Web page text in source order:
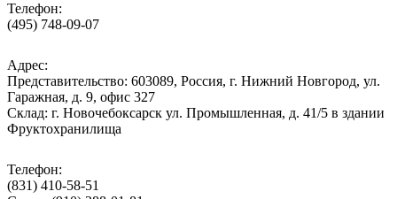
Телефон:
(495) 748-09-07
Адрес:
Представительство: 603089, Россия, г. Нижний Новгород, ул.
Гаражная, д. 9, офис 327
Склад: г. Новочебоксарск ул. Промышленная, д. 41/5 в здании
Фруктохранилища
Телефон:
(831) 410-58-51